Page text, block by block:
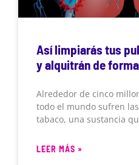
Así limpiarás tus
y alquitrán de
Alrededor de cinco
todo el mundo sufren
tabaco, una sustancia
LEER MÁS »